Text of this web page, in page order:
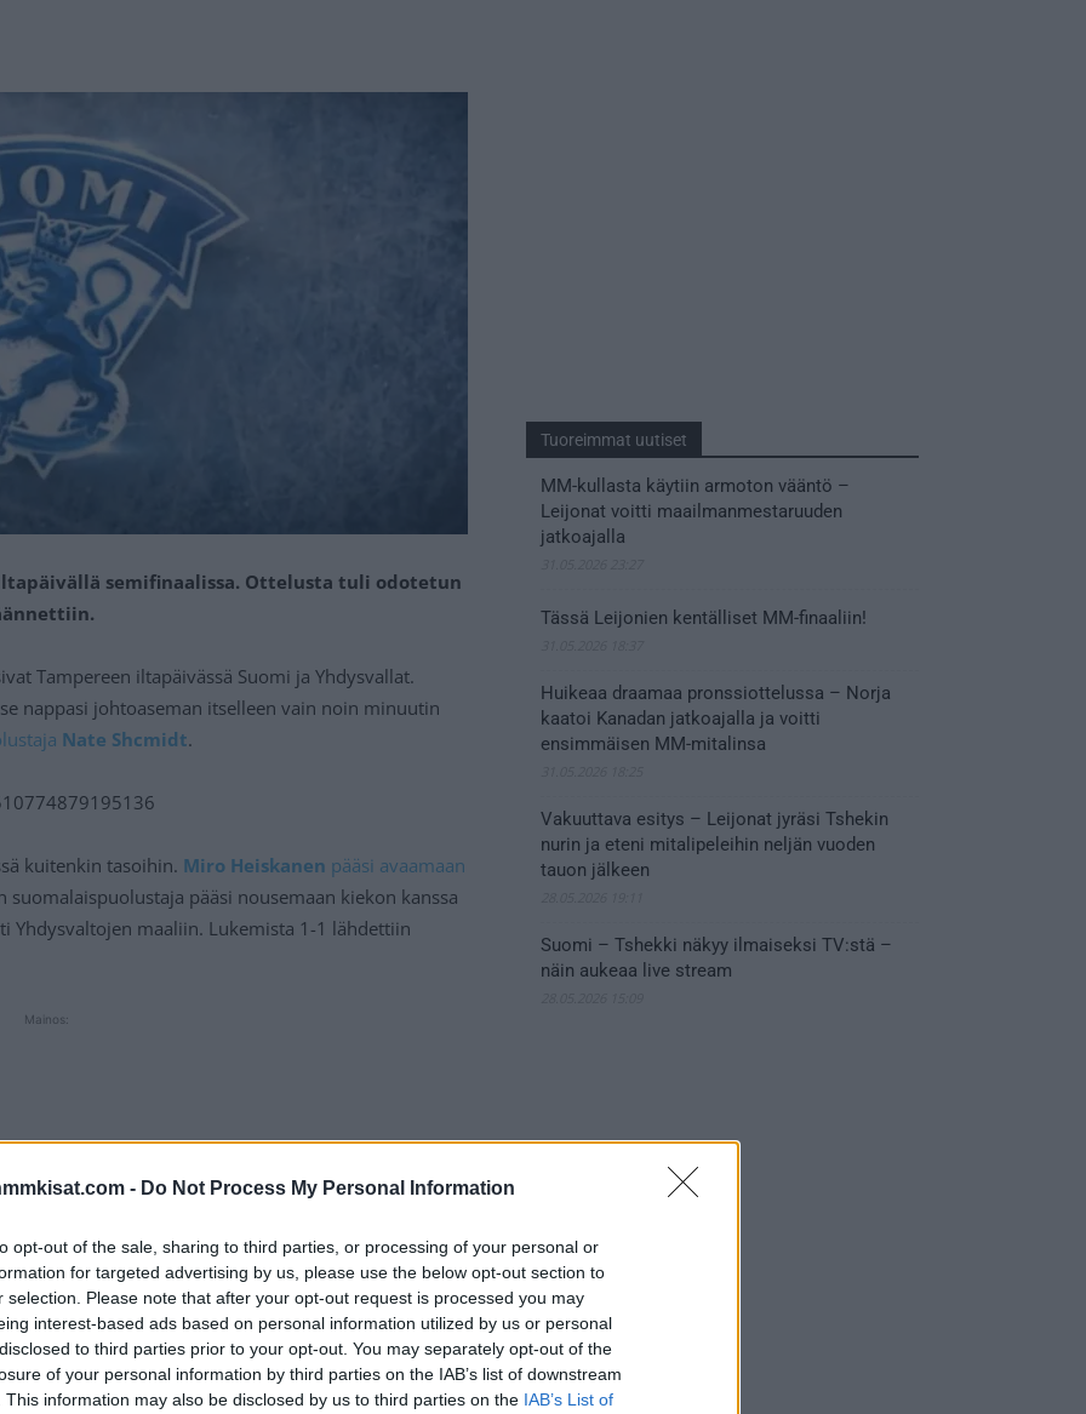
- Do Not Process My Personal Information
opt-out of the sale, sharing to third parties, or processing of your personal or
for targeted advertising by us, please use the below opt-out section to
selection. Please note that after your opt-out request is processed you may
interest-based ads based on personal information utilized by us or personal
to third parties prior to your opt-out. You may separately opt-out of the
of your personal information by third parties on the IAB’s list of downstream
This information may also be disclosed by us to third parties on the IAB’s List of
semifinaalissa. Ottelusta tuli odotetun
Tampereen iltapäivässä Suomi ja Yhdysvallat.
nappasi johtoaseman itselleen vain noin minuutin
Nate Shcmidt.
kuitenkin tasoihin. Miro Heiskanen pääsi avaamaan
suomalaispuolustaja pääsi nousemaan kiekon kanssa
Yhdysvaltojen maaliin. Lukemista 1-1 lähdettiin
Mainos:
Tuoreimmat uutiset
MM-kullasta käytiin armoton vääntö –
Leijonat voitti maailmanmestaruuden
jatkoajalla
Tässä Leijonien kentälliset MM-finaaliin!
Huikeaa draamaa pronssiottelussa – Norja
kaatoi Kanadan jatkoajalla ja voitti
ensimmäisen MM-mitalinsa
Vakuuttava esitys – Leijonat jyräsi Tshekin
nurin ja eteni mitalipeleihin neljän vuoden
tauon jälkeen
Suomi – Tshekki näkyy ilmaiseksi TV:stä –
näin aukeaa live stream